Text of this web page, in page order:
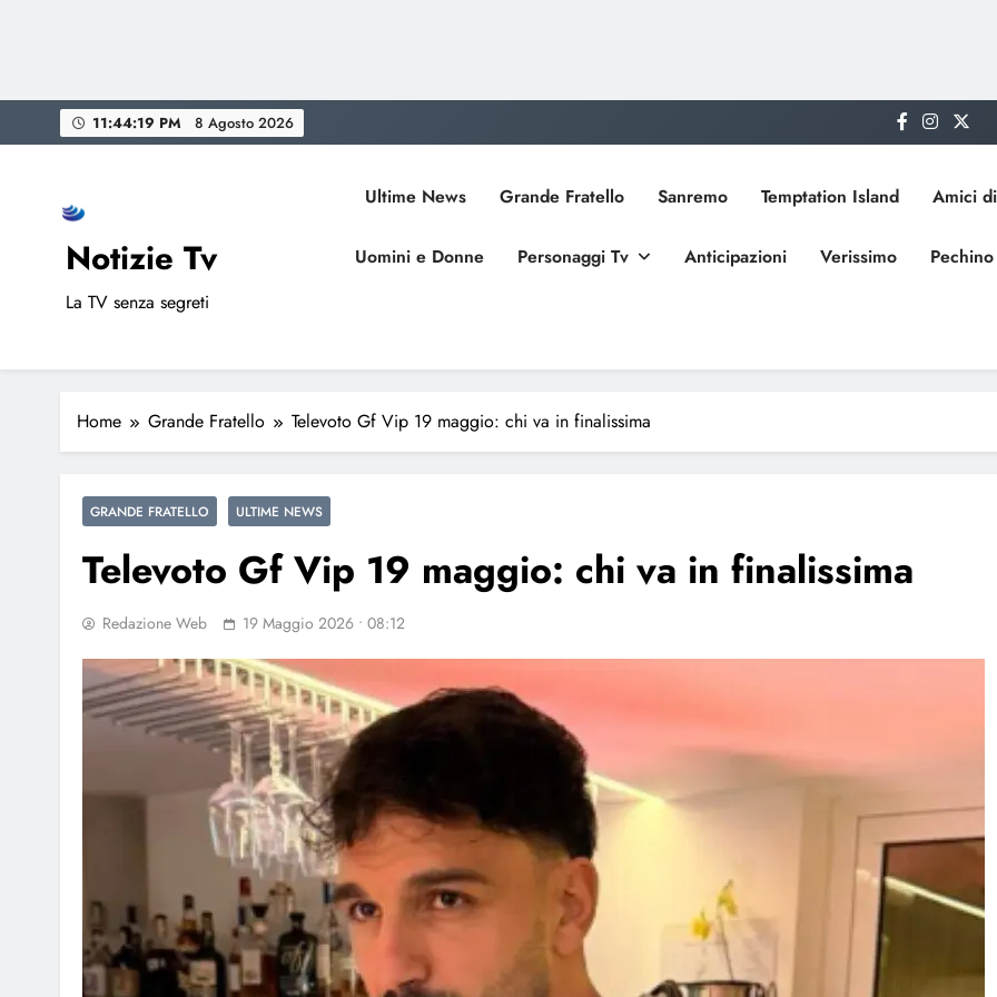
to
11:44:20 PM 8 Agosto 2026
Notizie Tv
La TV senza segreti
Ultime News Grande Fratello Sanremo Temptation Island Amici
Uomini e Donne Personaggi Tv Anticipazioni Verissimo
Home Grande Fratello Televoto Gf Vip 19 maggio: chi va in finalissima
GRANDE FRATELLO ULTIME NEWS
Televoto Gf Vip 19 maggio: chi va in finalissima
Redazione Web 19 Maggio 2026 • 08:12